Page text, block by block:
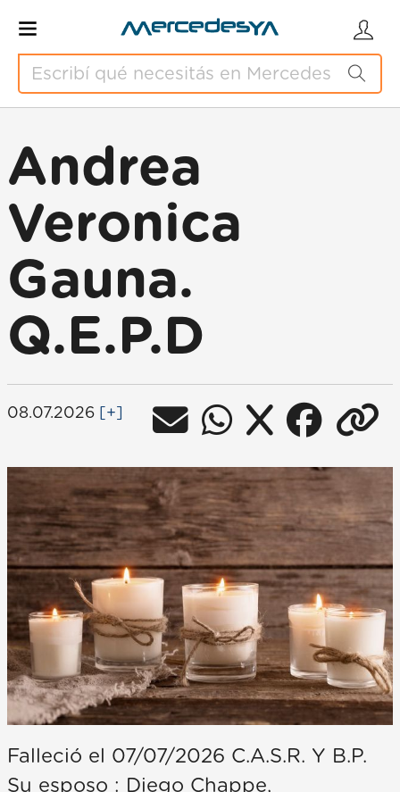
Andrea
Veronica
Gauna.
Q.E.P.D
08.07.2026 [+]
Falleció el 07/07/2026 C.A.S.R. Y B.P.
Su esposo : Diego Chappe,